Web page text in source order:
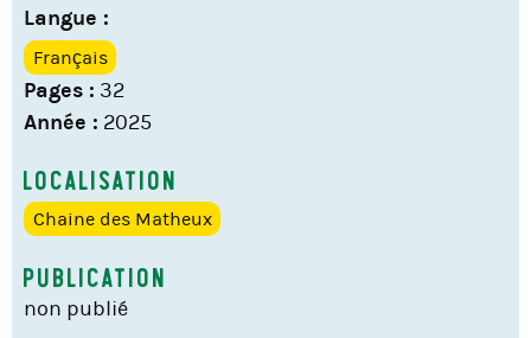
Langue :
Français
Pages : 32
Année : 2025
Localisation
Chaine des Matheux
Publication
non publié